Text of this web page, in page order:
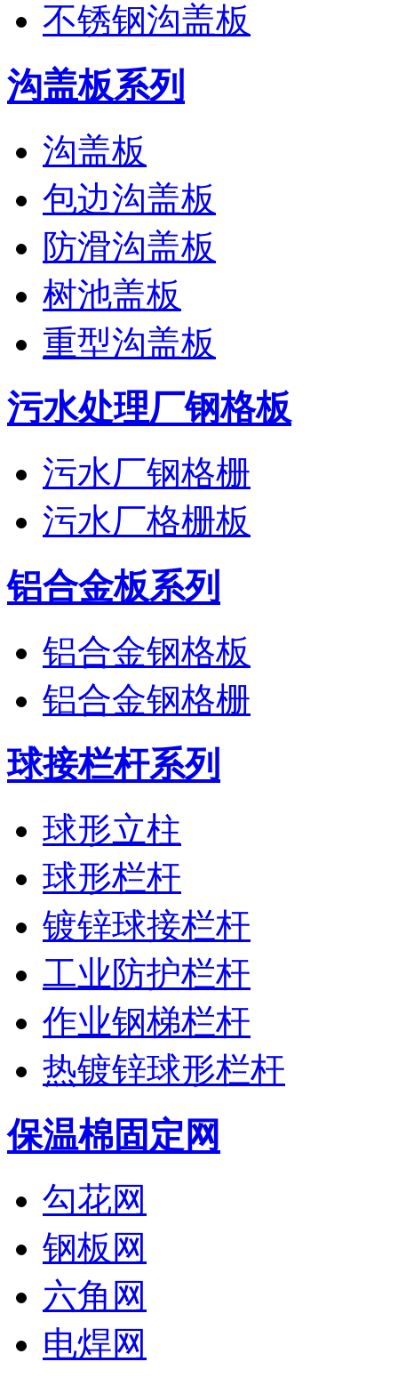
不锈钢沟盖板
沟盖板系列
沟盖板
包边沟盖板
防滑沟盖板
树池盖板
重型沟盖板
污水处理厂钢格板
污水厂钢格栅
污水厂格栅板
铝合金板系列
铝合金钢格板
铝合金钢格栅
球接栏杆系列
球形立柱
球形栏杆
镀锌球接栏杆
工业防护栏杆
作业钢梯栏杆
热镀锌球形栏杆
保温棉固定网
勾花网
钢板网
六角网
电焊网